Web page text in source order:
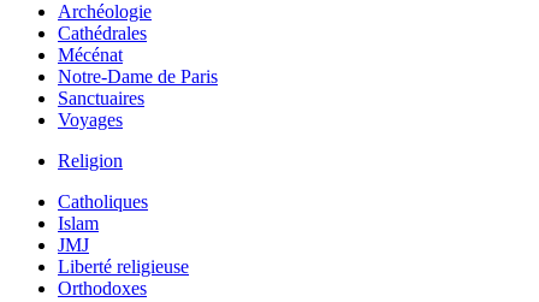
Archéologie
Cathédrales
Mécénat
Notre-Dame de Paris
Sanctuaires
Voyages
Religion
Catholiques
Islam
JMJ
Liberté religieuse
Orthodoxes